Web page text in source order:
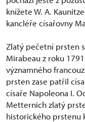
knížete W. A.
kancléře císařovny
Zlatý pečetní prsten
Mirabeau z roku
významného
prsten zase patřil
císaře Napoleona I.
Metternich zlatý
historického prstenu